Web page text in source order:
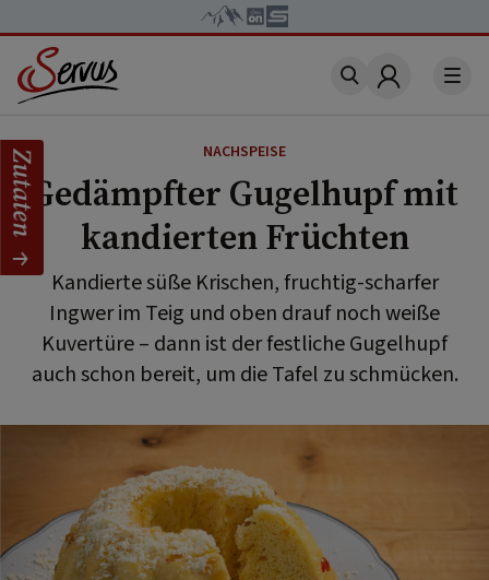
Account
NACHSPEISE
Gedämpfter Gugelhupf mit
kandierten Früchten
Kandierte süße Krischen, fruchtig-scharfer
Ingwer im Teig und oben drauf noch weiße
Kuvertüre – dann ist der festliche Gugelhupf
auch schon bereit, um die Tafel zu schmücken.
Zutaten